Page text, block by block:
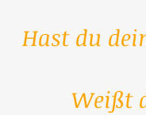
Hast du
Weißt